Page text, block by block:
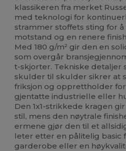
klassikeren fra merket
med teknologi for
strammer stoffets sting for
motstand og en renere
Med 180 g/m² gir den en
som overgår
t-skjorter. Tekniske detaljer
skulder til skulder sikrer at
friksjon og opprettholder
gjentatte industrielle eller
Den 1x1-strikkede kragen
stil, mens den nøytrale
ermene gjør den til et
leter etter en pålitelig basic
garderobe eller en